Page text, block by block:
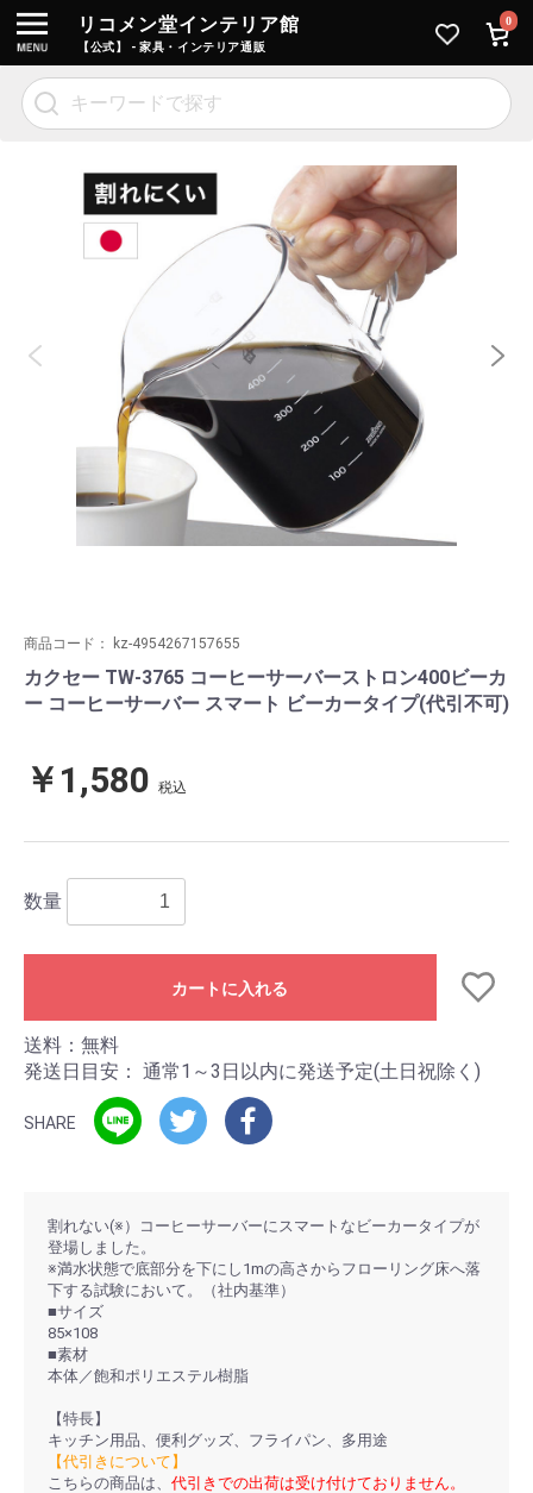
リコメン堂インテリア館
【公式】 - 家具・インテリア通販
0
商品コード： kz-4954267157655
カクセー TW-3765 コーヒーサーバーストロン400ビーカ
ー コーヒーサーバー スマート ビーカータイプ(代引不可)
￥1,580 税込
数量
カートに入れる
送料：無料
発送日目安： 通常1～3日以内に発送予定(土日祝除く)
SHARE
割れない(※）コーヒーサーバーにスマートなビーカータイプが
登場しました。
※満水状態で底部分を下にし1mの高さからフローリング床へ落
下する試験において。（社内基準）
■サイズ
85×108
■素材
本体／飽和ポリエステル樹脂
【特長】
キッチン用品、便利グッズ、フライパン、多用途
【代引きについて】
こちらの商品は、 代引きでの出荷は受け付けておりません。